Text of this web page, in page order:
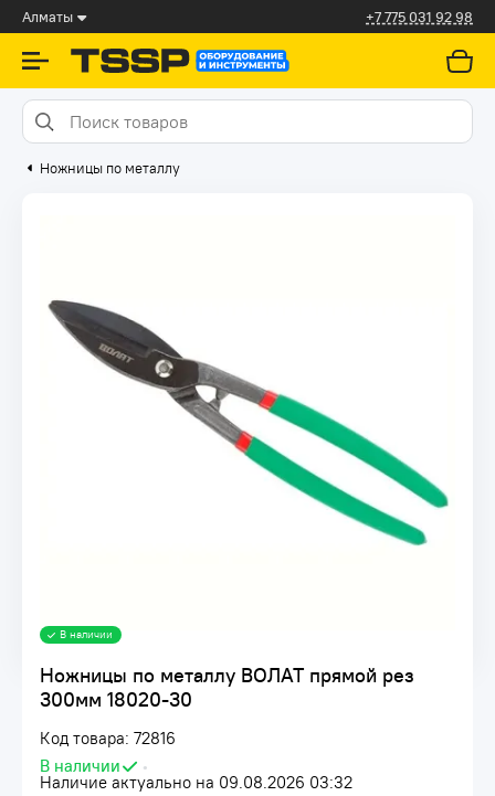
Алматы +7 775 031 92 98
Ножницы по металлу
Ножницы по металлу ВОЛАТ прямой рез
300мм 18020-30
Код товара: 72816
В наличии
•
Наличие актуально на 09.08.2026 03:32
В наличии